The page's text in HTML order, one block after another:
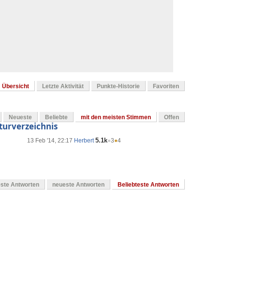
Übersicht Letzte Aktivität Punkte-Historie Favoriten
Neueste Beliebte mit den meisten Stimmen Offen
13 Feb '14, 22:17 Herbert 5.1k●3●4
Antworten neueste Antworten Beliebteste Antworten